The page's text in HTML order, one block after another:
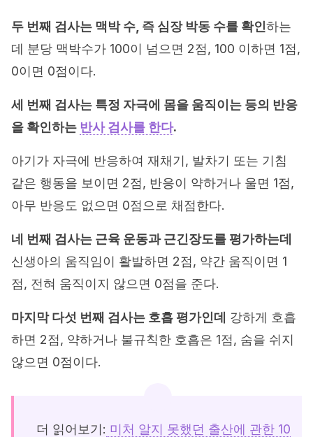
두 번째 검사는 맥박 수, 즉 심장 박동 수를 확인하는
데 분당 맥박수가 100이 넘으면 2점, 100 이하면 1점,
0이면 0점이다.
세 번째 검사는 특정 자극에 몸을 움직이는 등의 반응
을 확인하는 반사 검사를 한다.
아기가 자극에 반응하여 재채기, 발차기 또는 기침
같은 행동을 보이면 2점, 반응이 약하거나 울면 1점,
아무 반응도 없으면 0점으로 채점한다.
네 번째 검사는 근육 운동과 근긴장도를 평가하는데
신생아의 움직임이 활발하면 2점, 약간 움직이면 1
점, 전혀 움직이지 않으면 0점을 준다.
마지막 다섯 번째 검사는 호흡 평가인데 강하게 호흡
하면 2점, 약하거나 불규칙한 호흡은 1점, 숨을 쉬지
않으면 0점이다.
더 읽어보기: 미처 알지 못했던 출산에 관한 10